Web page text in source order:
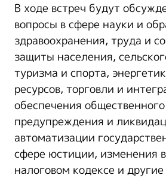
В ходе встреч будут
вопросы в сфере науки и
здравоохранения, труда и
защиты населения,
туризма и спорта,
ресурсов, торговли и
обеспечения
предупреждения и
автоматизации
сфере юстиции, изменения
налоговом кодексе и